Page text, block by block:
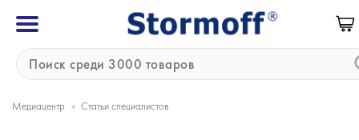
Медиацентр » Статьи специалистов